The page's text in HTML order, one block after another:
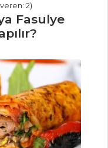
2)
Fasulye